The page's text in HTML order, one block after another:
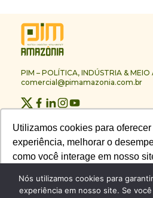
Utilizamos cookies para
experiência, melhorar o
como você interage em nosso
Utilizamos cookies para
experiência, melhorar o
como você interage em nosso
PIM – POLÍTICA, INDÚSTRIA & MEIO
comercial@pimamazonia.com.br
Contato
Publicidade
Melhores Empresas
Circuito PIM Amazônia
Nós utilizamos cookies para
experiência em nosso site. Se